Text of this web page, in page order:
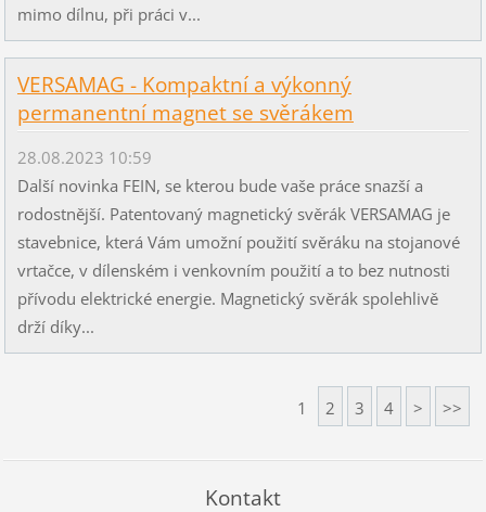
mimo dílnu, při práci v...
VERSAMAG - Kompaktní a výkonný
permanentní magnet se svěrákem
28.08.2023 10:59
Další novinka FEIN, se kterou bude vaše práce snazší a
rodostnější. Patentovaný magnetický svěrák VERSAMAG je
stavebnice, která Vám umožní použití svěráku na stojanové
vrtačce, v dílenském i venkovním použití a to bez nutnosti
přívodu elektrické energie. Magnetický svěrák spolehlivě
drží díky...
1 2 3 4 > >>
Kontakt